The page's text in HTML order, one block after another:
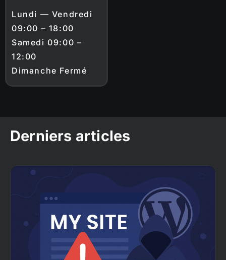
Lundi — Vendredi
09:00 – 18:00
Samedi 09:00 –
12:00
Dimanche Fermé
Derniers articles